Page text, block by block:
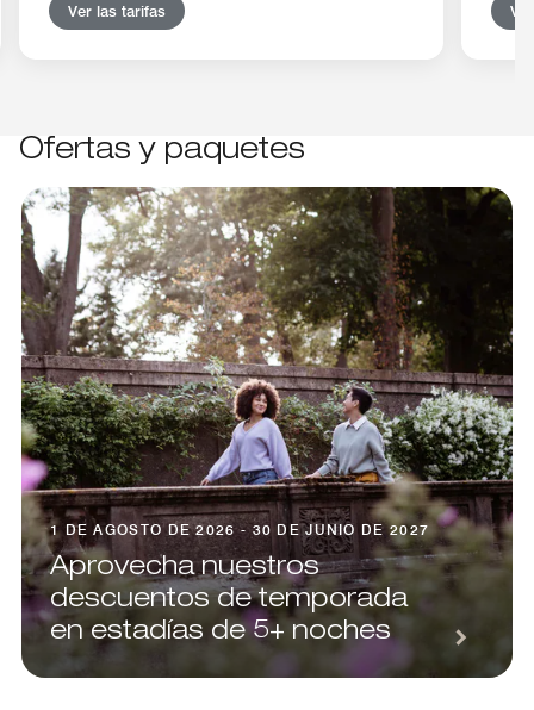
Ver las tarifas
Ofertas y paquetes
1 DE AGOSTO DE 2026 - 30 DE JUNIO DE 2027
Aprovecha nuestros
descuentos de temporada
en estadías de 5+ noches